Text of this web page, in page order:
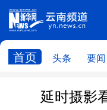
首页 头条 要闻
头条
延时摄影